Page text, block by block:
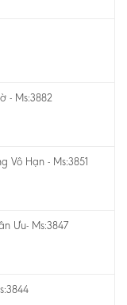
- Ms:3882
Vô Hạn - Ms:3851
Ưu- Ms:3847